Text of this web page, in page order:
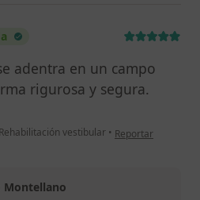
adentra en un campo
rigurosa y segura.
Rehabilitación vestibular • en opinión del
Reportar
Montellano